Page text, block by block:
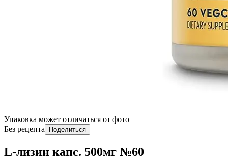
Упаковка может отличаться от фото
Без рецепта
Поделиться
L-лизин капс. 500мг №60